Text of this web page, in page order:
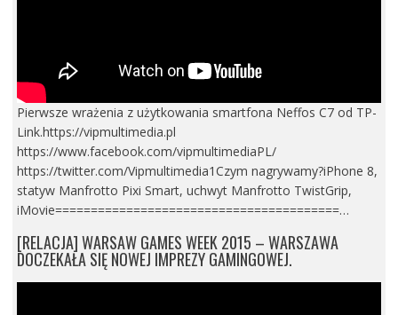
Pierwsze wrażenia z użytkowania smartfona Neffos C7 od TP-
Link.https://vipmultimedia.pl
https://www.facebook.com/vipmultimediaPL/
https://twitter.com/Vipmultimedia1Czym nagrywamy?iPhone 8,
statyw Manfrotto Pixi Smart, uchwyt Manfrotto TwistGrip,
iMovie========================================…
[RELACJA] WARSAW GAMES WEEK 2015 – WARSZAWA
DOCZEKAŁA SIĘ NOWEJ IMPREZY GAMINGOWEJ.